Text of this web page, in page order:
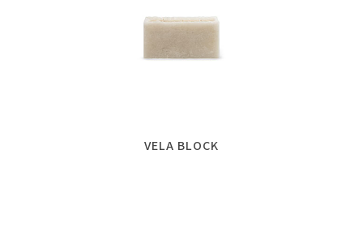
VELA BLOCK